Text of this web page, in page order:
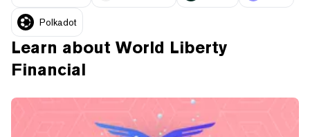
Polkadot
Learn about World Liberty
Financial